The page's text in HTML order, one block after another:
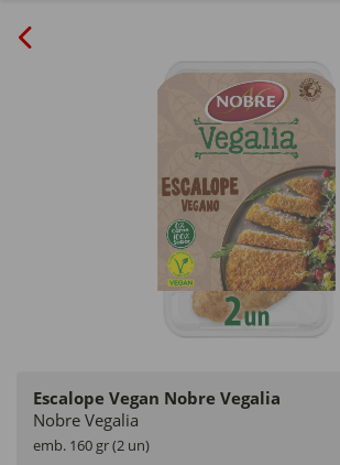
Escalope Vegan Nobre Vegalia
Nobre Vegalia
emb. 160 gr (2 un)